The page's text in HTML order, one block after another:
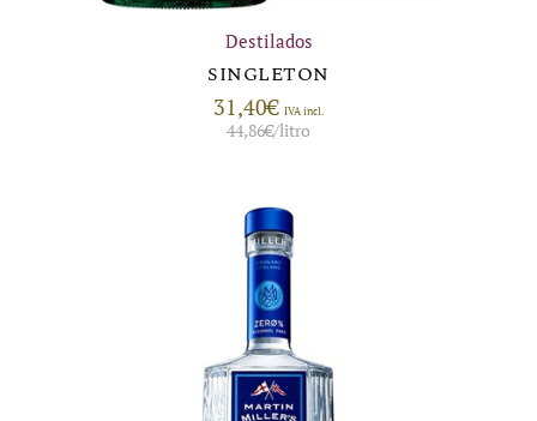
Destilados
SINGLETON
31,40€ IVA incl.
44,86€/litro